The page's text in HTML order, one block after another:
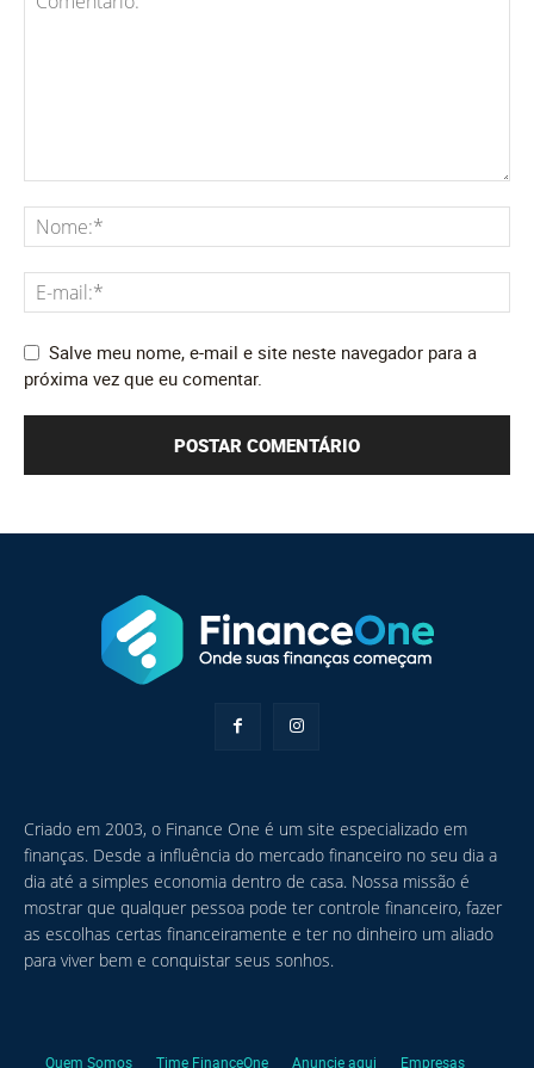
Salve meu nome, e-mail e site neste navegador para a
próxima vez que eu comentar.
Criado em 2003, o Finance One é um site especializado em
finanças. Desde a influência do mercado financeiro no seu dia a
dia até a simples economia dentro de casa. Nossa missão é
mostrar que qualquer pessoa pode ter controle financeiro, fazer
as escolhas certas financeiramente e ter no dinheiro um aliado
para viver bem e conquistar seus sonhos.
Quem Somos Time FinanceOne Anuncie aqui Empresas